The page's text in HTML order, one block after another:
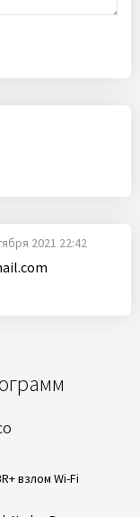
взлом Wi-Fi
2021 22:42